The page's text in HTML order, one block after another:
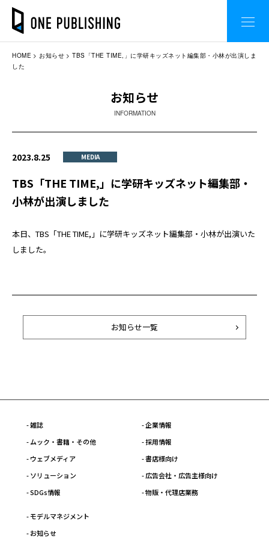
HOME お知らせ
TBS「THE TIME,」に学研キッズネット編集部・小林が出演しま
した
お知らせ
INFORMATION
2023.8.25 MEDIA
TBS「THE TIME,」に学研キッズネット編集部・
小林が出演しました
本日、TBS「THE TIME,」に学研キッズネット編集部・小林が出演いた
しました。
お知らせ一覧
- 雑誌
- ムック・書籍・その他
- ウェブメディア
- ソリューション
- SDGs情報
- 企業情報
- 採用情報
- 書店様向け
- 広告会社・広告主様向け
- 物販・代理店業務
- モデルマネジメント
- お知らせ